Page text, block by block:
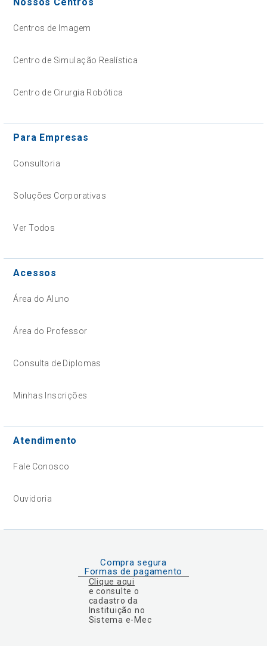
Centros de Imagem
Centro de Simulação Realística
Centro de Cirurgia Robótica
Para Empresas
Consultoria
Soluções Corporativas
Ver Todos
Acessos
Área do Aluno
Área do Professor
Consulta de Diplomas
Minhas Inscrições
Atendimento
Fale Conosco
Ouvidoria
Compra segura
Formas de pagamento
Clique aqui
e consulte o
cadastro da
Instituição no
Sistema e-Mec